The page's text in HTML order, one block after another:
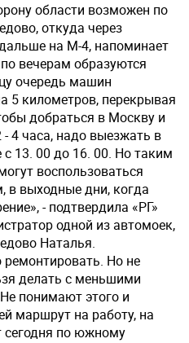
области возможен по
откуда через
на M-4, напоминает
вечерам образуются
очередь машин
5 километров, перекрывая
добраться в Москву и
- 4 часа, надо выезжать в
13. 00 до 16. 00. Но таким
воспользоваться
в выходные дни, когда
- подтвердила «РГ»
одной из автомоек,
Наталья.
ремонтировать. Но не
делать с меньшими
понимают этого и
маршрут на работу, на
сегодня по южному